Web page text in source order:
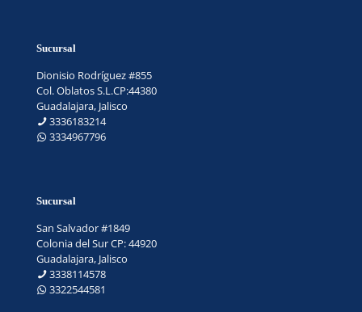
Sucursal
Dionisio Rodríguez #855
Col. Oblatos S.L.CP:44380
Guadalajara, Jalisco
3336183214
3334967796
Sucursal
San Salvador #1849
Colonia del Sur CP: 44920
Guadalajara, Jalisco
3338114578
3322544581